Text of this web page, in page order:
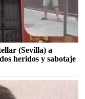
(Sevilla) a
heridos y sabotaje